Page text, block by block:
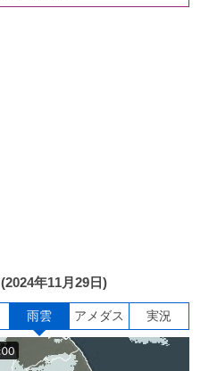
(2024年11月29日)
雨雲 アメダス 実況